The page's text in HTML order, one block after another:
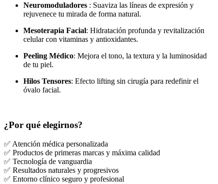
Neuromoduladores : Suaviza las líneas de expresión y
rejuvenece tu mirada de forma natural.
Mesoterapia Facial: Hidratación profunda y revitalización
celular con vitaminas y antioxidantes.
Peeling Médico: Mejora el tono, la textura y la luminosidad
de tu piel.
Hilos Tensores: Efecto lifting sin cirugía para redefinir el
óvalo facial.
¿Por qué elegirnos?
✅ Atención médica personalizada
✅ Productos de primeras marcas y máxima calidad
✅ Tecnología de vanguardia
✅ Resultados naturales y progresivos
✅ Entorno clínico seguro y profesional